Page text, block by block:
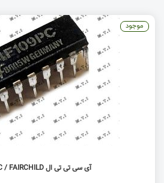
آی سی تی تی ال 74F109PC / FAIRCHILD
موجود